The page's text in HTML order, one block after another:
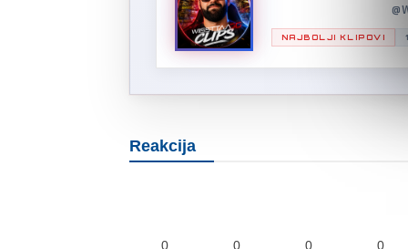
NAJBOLJI KLIPOVI
Reakcija
0 0 0 0